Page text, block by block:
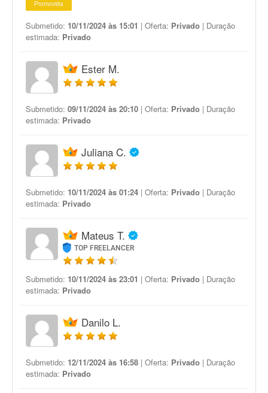
Promovida
Submetido: 10/11/2024 às 15:01 | Oferta: Privado | Duração
estimada: Privado
Ester M.
Submetido: 09/11/2024 às 20:10 | Oferta: Privado | Duração
estimada: Privado
Juliana C.
Submetido: 10/11/2024 às 01:24 | Oferta: Privado | Duração
estimada: Privado
Mateus T.
TOP FREELANCER
Submetido: 10/11/2024 às 23:01 | Oferta: Privado | Duração
estimada: Privado
Danilo L.
Submetido: 12/11/2024 às 16:58 | Oferta: Privado | Duração
estimada: Privado